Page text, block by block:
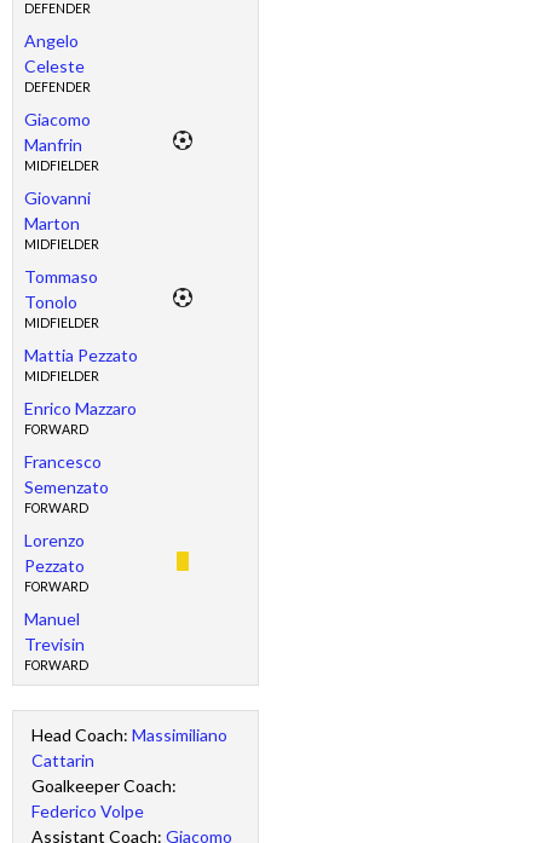
DEFENDER
Angelo
Celeste
DEFENDER
Giacomo
Manfrin
MIDFIELDER
Giovanni
Marton
MIDFIELDER
Tommaso
Tonolo
MIDFIELDER
Mattia Pezzato
MIDFIELDER
Enrico Mazzaro
FORWARD
Francesco
Semenzato
FORWARD
Lorenzo
Pezzato
FORWARD
Manuel
Trevisin
FORWARD
Head Coach: Massimiliano
Cattarin
Goalkeeper Coach:
Federico Volpe
Assistant Coach: Giacomo